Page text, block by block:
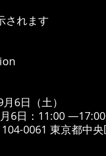
されます
6日（土）
6日：11:00
0061 東京都中